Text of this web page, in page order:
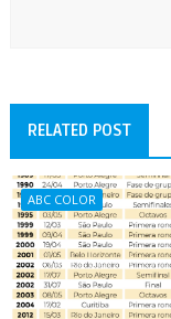
RELATED POST
ABC COLOR